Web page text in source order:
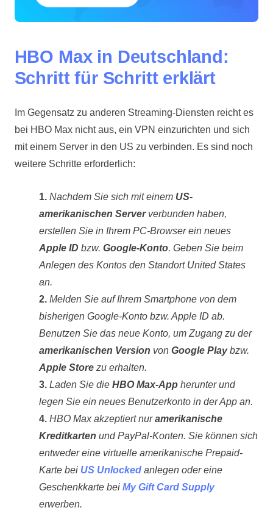
HBO Max in Deutschland:
Schritt für Schritt erklärt
Im Gegensatz zu anderen Streaming-Diensten reicht es
bei HBO Max nicht aus, ein VPN einzurichten und sich
mit einem Server in den US zu verbinden. Es sind noch
weitere Schritte erforderlich:
1. Nachdem Sie sich mit einem US-
amerikanischen Serververbunden haben,
erstellen Sie in Ihrem PC-Browser ein neues
Apple ID bzw. Google-Konto. Geben Sie beim
Anlegen des Kontos den Standort United States
an.
2. Melden Sie auf Ihrem Smartphone von dem
bisherigen Google-Konto bzw. Apple ID ab.
Benutzen Sie das neue Konto, um Zugang zu der
amerikanischen Version von Google Playbzw.
Apple Storezu erhalten.
3. Laden Sie die HBO Max-Appherunter und
legen Sie ein neues Benutzerkonto in der App an.
4. HBO Max akzeptiert nuramerikanische
Kreditkarten und PayPal-Konten. Sie können sich
entweder eine virtuelle amerikanische Prepaid-
Karte bei US Unlockedanlegen oder eine
Geschenkkarte bei My Gift Card Supply
erwerben.